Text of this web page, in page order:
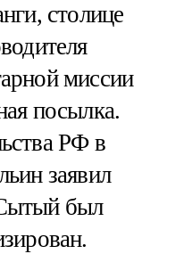
столице
миссии
посылка.
РФ в
заявил
был